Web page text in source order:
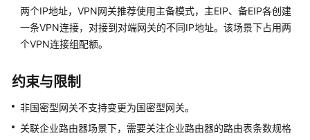
业
版
VPN
关
管
理
创
两个IP地址，VPN网关推荐使用主备模式，主EIP、备EIP各创建
一条VPN连接，对接到对端网关的不同IP地址。该场景下占用两
个VPN连接组配额。
约束与限制
非国密型网关不支持变更为国密型网关。
关联企业路由器场景下，需要关注企业路由器的路由表条数规格